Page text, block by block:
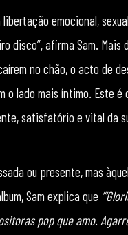
libertação emocional,
disco”, afirma Sam. Mais
no chão, o acto de
lado mais íntimo. Este
satisfatório e vital da
ou presente, mas
Sam explica que
pop que amo.